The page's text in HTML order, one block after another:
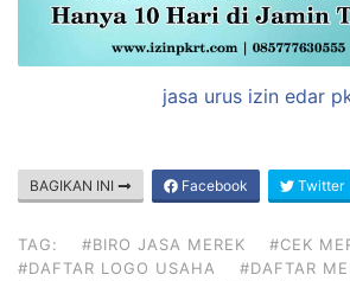
jasa urus izin edar
BAGIKAN INI Facebook Twitter
TAG: #BIRO JASA MEREK
#CEK
#DAFTAR LOGO USAHA
#DAFTAR